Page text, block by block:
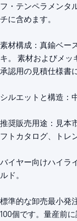
フ・テンペラメンタ
チに含めます。
素材構成：真鍮ベー
キ。 素材およびメッ
承認用の見積仕様書
シルエットと構造：
推奨販売用途：見本
フトカタログ、トレ
バイヤー向けハイラ
ルド。
標準的な卸売最小発
100個です。量産前